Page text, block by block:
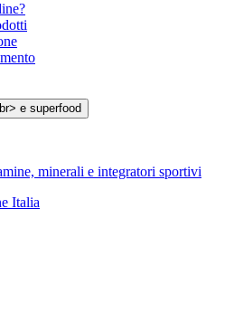
minerali e integratori sportivi